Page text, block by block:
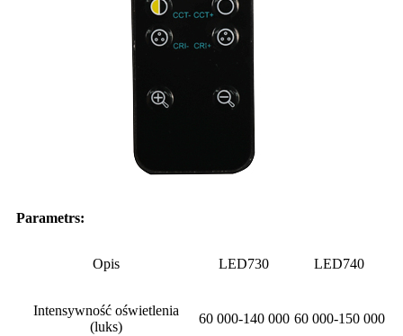
Parametrs:
Opis LED730 LED740
Intensywność oświetlenia
(luks)
60 000-140 000 60 000-150 000